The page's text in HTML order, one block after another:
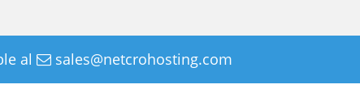
al sales@netcrohosting.com